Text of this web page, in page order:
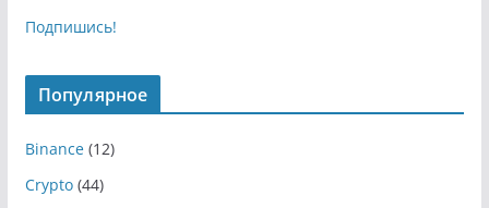
Подпишись!
Популярное
Binance(12)
Crypto(44)